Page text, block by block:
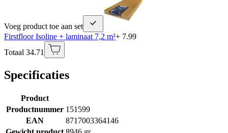
Voeg product toe aan set
Firstfloor Isoline + laminaat 7,2 m²+ 7.99
Totaal 34.71
Specificaties
Product
Productnummer 151599
EAN
8717003364146